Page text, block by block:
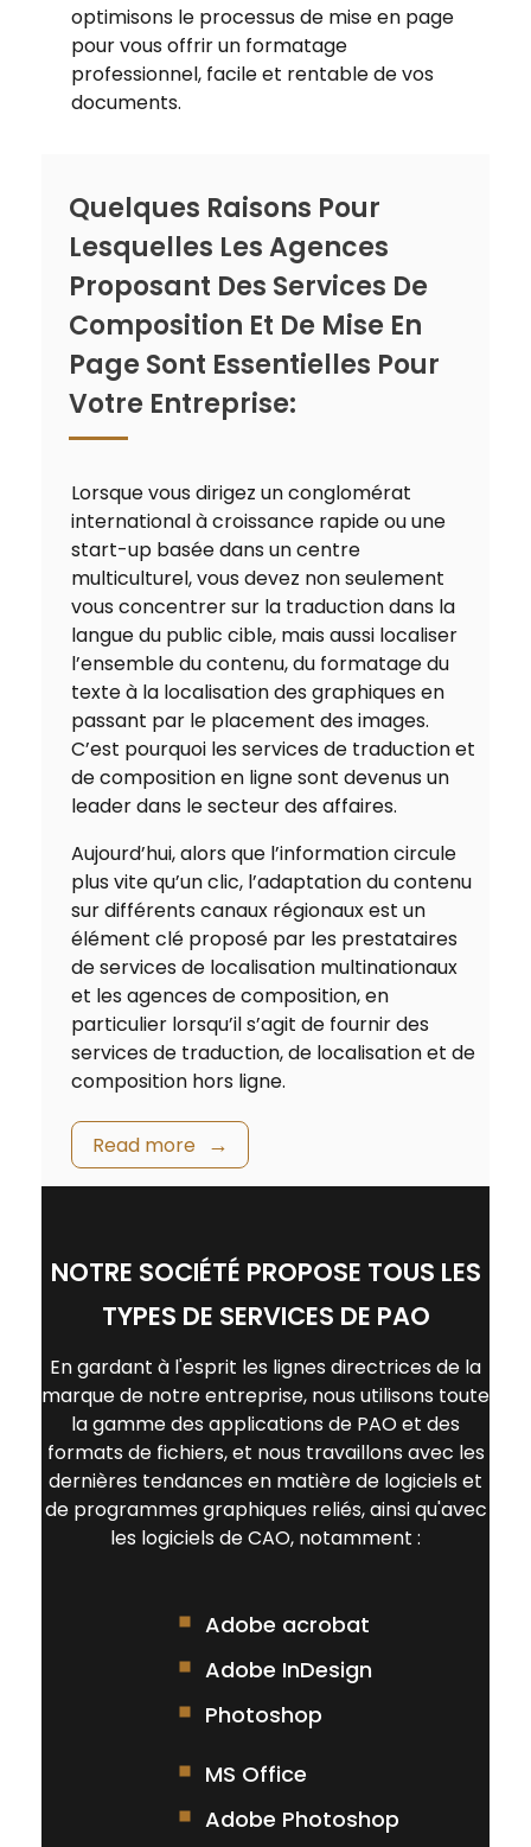
optimisons le processus de mise en page
pour vous offrir un formatage
professionnel, facile et rentable de vos
documents.
Quelques Raisons Pour
Lesquelles Les Agences
Proposant Des Services De
Composition Et De Mise En
Page Sont Essentielles Pour
Votre Entreprise:
Lorsque vous dirigez un conglomérat
international à croissance rapide ou une
start-up basée dans un centre
multiculturel, vous devez non seulement
vous concentrer sur la traduction dans la
langue du public cible, mais aussi localiser
l’ensemble du contenu, du formatage du
texte à la localisation des graphiques en
passant par le placement des images.
C’est pourquoi les services de traduction et
de composition en ligne sont devenus un
leader dans le secteur des affaires.
Aujourd’hui, alors que l’information circule
plus vite qu’un clic, l’adaptation du contenu
sur différents canaux régionaux est un
élément clé proposé par les prestataires
de services de localisation multinationaux
et les agences de composition, en
particulier lorsqu’il s’agit de fournir des
services de traduction, de localisation et de
composition hors ligne.
Read more
NOTRE SOCIÉTÉ PROPOSE TOUS LES
TYPES DE SERVICES DE PAO
En gardant à l'esprit les lignes directrices de la
marque de notre entreprise, nous utilisons toute
la gamme des applications de PAO et des
formats de fichiers, et nous travaillons avec les
dernières tendances en matière de logiciels et
de programmes graphiques reliés, ainsi qu'avec
les logiciels de CAO, notamment :
Adobe acrobat
Adobe InDesign
Photoshop
MS Office
Adobe Photoshop